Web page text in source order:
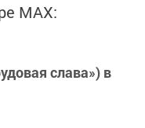
MАХ:
слава») в